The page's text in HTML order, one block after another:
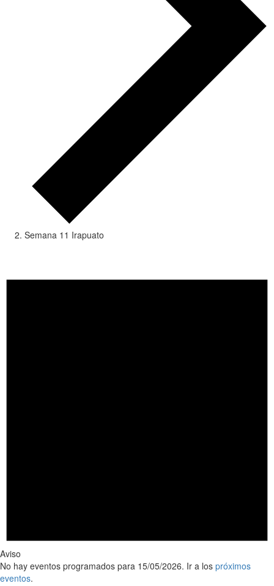
Semana 11 Irapuato
en
Aviso
No hay eventos programados para 15/05/2026. Ir a los próximos
eventos.